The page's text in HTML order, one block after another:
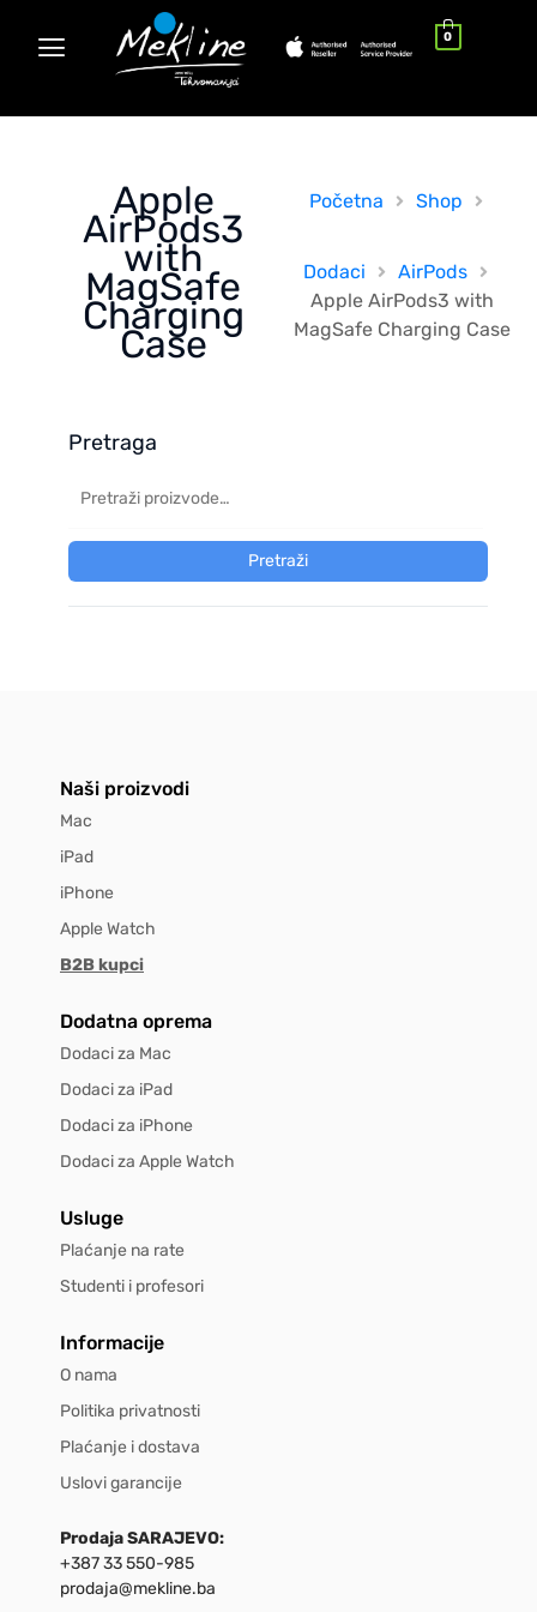
0
Apple
AirPods3
with
MagSafe
Charging
Case
Početna Shop
Dodaci
AirPods
Apple AirPods3 with
MagSafe Charging Case
Pretraga
Pretraži
Naši proizvodi
Mac
iPad
iPhone
Apple Watch
B2B kupci
Dodatna oprema
Dodaci za Mac
Dodaci za iPad
Dodaci za iPhone
Dodaci za Apple Watch
Usluge
Plaćanje na rate
Studenti i profesori
Informacije
O nama
Politika privatnosti
Plaćanje i dostava
Uslovi garancije
Prodaja SARAJEVO:
+387 33 550-985
prodaja@mekline.ba